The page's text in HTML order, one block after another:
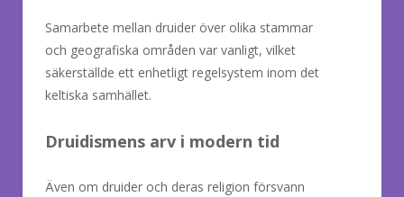
Samarbete mellan druider över olika stammar
och geografiska områden var vanligt, vilket
säkerställde ett enhetligt regelsystem inom det
keltiska samhället.
Druidismens arv i modern tid
Även om druider och deras religion försvann